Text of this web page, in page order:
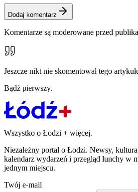
Dodaj komentarz
Komentarze są moderowane przed
Jeszcze nikt nie skomentował tego
Bądź pierwszy.
Wszystko o Łodzi + więcej.
Niezależny portal o Łodzi. Newsy,
kalendarz wydarzeń i przegląd lunchy w
jednym miejscu.
Twój e-mail